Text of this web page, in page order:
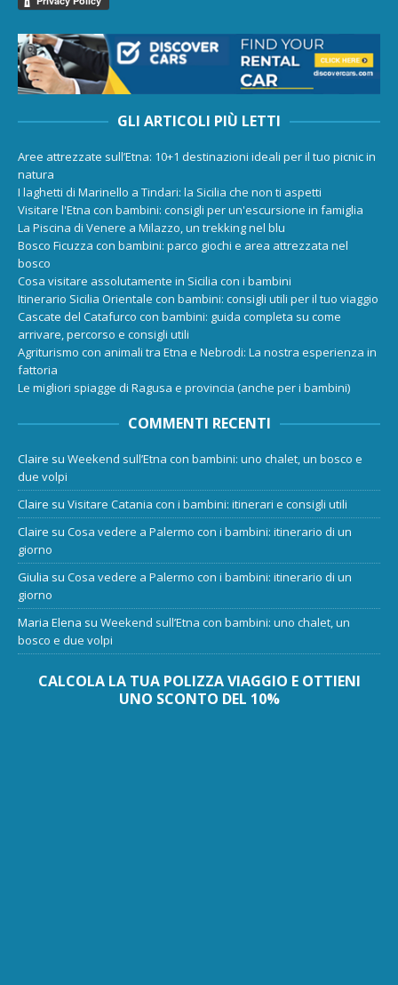
GLI ARTICOLI PIÙ LETTI
Aree attrezzate sull’Etna: 10+1 destinazioni ideali per il tuo picnic in
natura
I laghetti di Marinello a Tindari: la Sicilia che non ti aspetti
Visitare l'Etna con bambini: consigli per un'escursione in famiglia
La Piscina di Venere a Milazzo, un trekking nel blu
Bosco Ficuzza con bambini: parco giochi e area attrezzata nel
bosco
Cosa visitare assolutamente in Sicilia con i bambini
Itinerario Sicilia Orientale con bambini: consigli utili per il tuo viaggio
Cascate del Catafurco con bambini: guida completa su come
arrivare, percorso e consigli utili
Agriturismo con animali tra Etna e Nebrodi: La nostra esperienza in
fattoria
Le migliori spiagge di Ragusa e provincia (anche per i bambini)
COMMENTI RECENTI
Claire su Weekend sull’Etna con bambini: uno chalet, un bosco e
due volpi
Claire su Visitare Catania con i bambini: itinerari e consigli utili
Claire su Cosa vedere a Palermo con i bambini: itinerario di un
giorno
Giulia su Cosa vedere a Palermo con i bambini: itinerario di un
giorno
Maria Elena su Weekend sull’Etna con bambini: uno chalet, un
bosco e due volpi
CALCOLA LA TUA POLIZZA VIAGGIO E OTTIENI
UNO SCONTO DEL 10%